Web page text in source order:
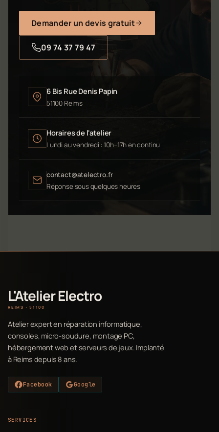
Demander un devis gratuit
09 74 37 79 47
6 Bis Rue Denis Papin
51100 Reims
Horaires de l'atelier
Lundi au vendredi : 10h–17h en continu
contact@atelectro.fr
Réponse sous quelques heures
L'Atelier Electro
REIMS · 51100
Atelier expert en réparation informatique,
consoles, micro-soudure, montage PC,
hébergement web et serveurs de jeux. Implanté
à Reims depuis 8 ans.
Facebook Google
SERVICES